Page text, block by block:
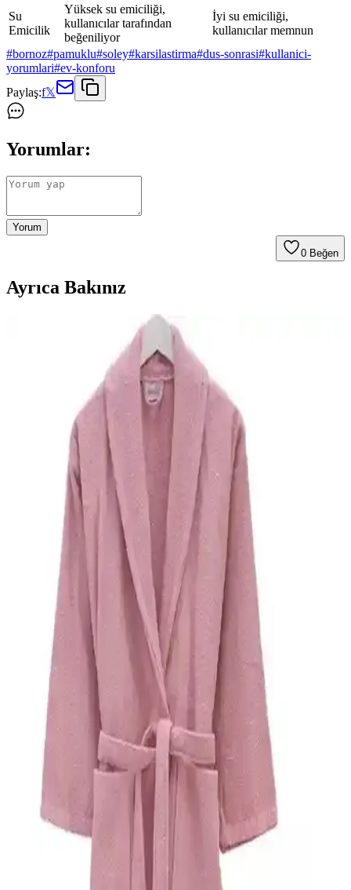
Su
Emicilik
Yüksek su emiciliği,
kullanıcılar tarafından
beğeniliyor
İyi su emiciliği,
kullanıcılar memnun
#bornoz#pamuklu#soley#karsilastirma#dus-sonrasi#kullanici-
yorumlari#ev-konforu
Paylaş:f𝕏
Yorumlar:
Yorum
0 Beğen
Ayrıca Bakınız
Lucy and Home 4 Kat Müslin Sabahlık ve Bornoz
Ürün İncelemesi ve Özellikleri
Lucy and Home'un unisex 4 kat müslin bornozu, %100 pamuk,
çevre dostu ve makinede yıkanabilir özellikleriyle rahatlık ve şıklık
sunar, kullanıcı memnuniyeti yüksektir.
Casnack Fuşya Havlulu Bornoz ve Quina
Kapüşonlu Oversize Bornoz Setleri Karşılaştırması
İki farklı bornoz setinin malzeme, tasarım ve kullanıcı geri
bildirimleri karşılaştırılarak, günlük kullanım ve performans
açısından detaylı analiz sunuluyor.
Varol Bambu Nakışlı Çocuk Bornozları
Karşılaştırması: Kalite, Konfor ve Kullanım
Özellikleri
İki bambu nakışlı çocuk bornozunun kalınlık, yumuşaklık ve
emicilik gibi özellikleri detaylı şekilde karşılaştırıldı, kullanım
konforu ve kullanıcı yorumlarıyla ürünlerin avantajları ve
dezavantajları ortaya kondu.
Soley Mayda Kadın Bornoz Seti %100 Pamuklu
Yumuşak ve Hafif Tasarım
Soley Mayda seti, %100 pamuklu, yüksek su emiciliği ve
hafifliğiyle öne çıkan kadın bornoz ve saç bonesi setidir. Pratik
kullanımı ve şık tasarımıyla banyo sonrası ve günlük yaşamda ideal
English Home ve Soley Marka Bornoz
Karşılaştırması: Özellikler ve Kullanıcı Yorumları
English Home ve Soley bornozlarının özellikleri, kullanıcı yorumları
ve karşılaştırmasıyla en uygun seçimi yapmanızı sağlar.